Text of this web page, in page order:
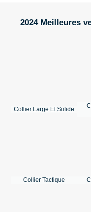
2024 Meilleures
Collier Large Et Solide
Collier Tactique